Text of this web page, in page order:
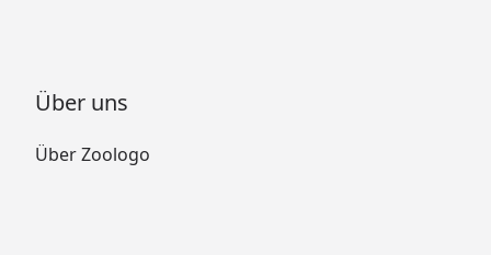
Über uns
Über Zoologo